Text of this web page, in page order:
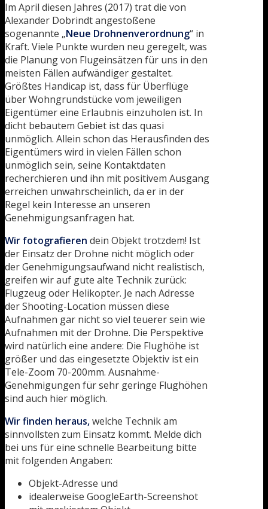
Im April diesen Jahres (2017) trat die von
Alexander Dobrindt angestoßene
sogenannte „Neue Drohnenverordnung“ in
Kraft. Viele Punkte wurden neu geregelt, was
die Planung von Flugeinsätzen für uns in den
meisten Fällen aufwändiger gestaltet.
Größtes Handicap ist, dass für Überflüge
über Wohngrundstücke vom jeweiligen
Eigentümer eine Erlaubnis einzuholen ist. In
dicht bebautem Gebiet ist das quasi
unmöglich. Allein schon das Herausfinden des
Eigentümers wird in vielen Fällen schon
unmöglich sein, seine Kontaktdaten
recherchieren und ihn mit positivem Ausgang
erreichen unwahrscheinlich, da er in der
Regel kein Interesse an unseren
Genehmigungsanfragen hat.
Wir fotografieren dein Objekt trotzdem! Ist
der Einsatz der Drohne nicht möglich oder
der Genehmigungsaufwand nicht realistisch,
greifen wir auf gute alte Technik zurück:
Flugzeug oder Helikopter. Je nach Adresse
der Shooting-Location müssen diese
Aufnahmen gar nicht so viel teuerer sein wie
Aufnahmen mit der Drohne. Die Perspektive
wird natürlich eine andere: Die Flughöhe ist
größer und das eingesetzte Objektiv ist ein
Tele-Zoom 70-200mm. Ausnahme-
Genehmigungen für sehr geringe Flughöhen
sind auch hier möglich.
Wir finden heraus,welche Technik am
sinnvollsten zum Einsatz kommt. Melde dich
bei uns für eine schnelle Bearbeitung bitte
mit folgenden Angaben:
Objekt-Adresse und
idealerweise GoogleEarth-Screenshot